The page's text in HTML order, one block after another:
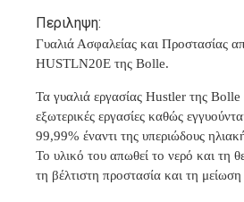
Περιληψη:
Γυαλιά Ασφαλείας και Προστασίας
HUSTLN20E της Bolle.
Τα γυαλιά εργασίας Hustler της Bolle
εξωτερικές εργασίες καθώς
99,99% έναντι της υπεριώδους
Το υλικό του απωθεί το νερό και τη
τη βέλτιστη προστασία και τη